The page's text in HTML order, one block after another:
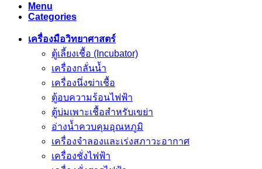
Menu
Categories
เครื่องมือวิทยาศาสตร์
ตู้เลี้ยงเชื้อ (Incubator)
เครื่องกลั่นน้ำ
เครื่องนึ่งฆ่าเชื้อ
ตู้อบความร้อนไฟฟ้า
ตู้บ่มเพาะเชื้อสำหรับเขย่า
อ่างน้ำควบคุมอุณหภูมิ
เครื่องจำลองและเร่งสภาวะอากาศ
เครื่องชั่งไฟฟ้า